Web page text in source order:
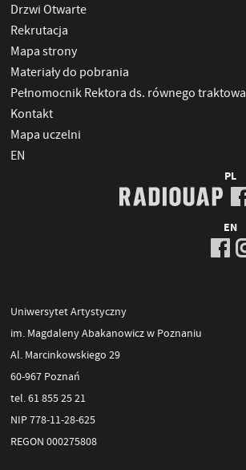
Drzwi Otwarte
Rekrutacja
Mapa strony
Materiały do pobrania
Pełnomocnik Rektora ds. równego
Kontakt
Mapa uczelni
EN
PL
EN
Uniwersytet Artystyczny
im. Magdaleny Abakanowicz w Poznaniu
Al. Marcinkowskiego 29
60-967 Poznań
tel. 61 855 25 21
NIP 778-11-28-625
REGON 000275808